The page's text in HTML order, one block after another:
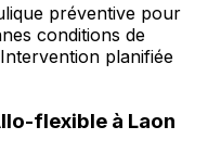
préventive pour
conditions de
planifiée
flexible à Laon